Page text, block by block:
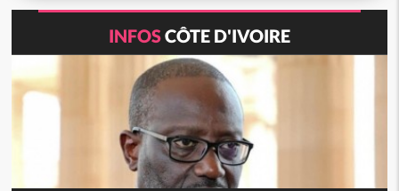
INFOSCÔTE D'IVOIRE